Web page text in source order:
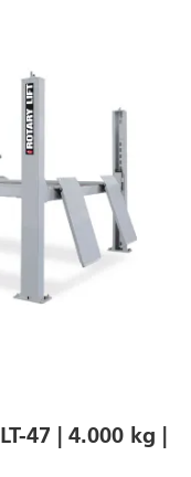
47 | 4.000 kg |